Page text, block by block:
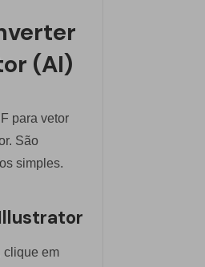
(AI)
para vetor
São
simples.
Illustrator
clique em